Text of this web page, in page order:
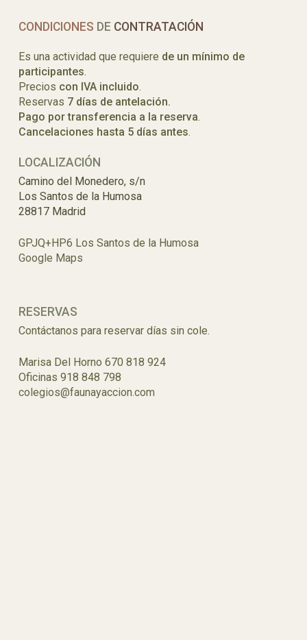
CONDICIONES DE CONTRATACIÓN
Es una actividad que requiere de un mínimo de
participantes.
Precios con IVA incluido.
Reservas 7 días de antelación.
Pago por transferencia a la reserva.
Cancelaciones hasta 5 días antes.
LOCALIZACIÓN
Camino del Monedero, s/n
Los Santos de la Humosa
28817 Madrid
GPJQ+HP6 Los Santos de la Humosa
Google Maps
RESERVAS
Contáctanos para reservar días sin cole.
Marisa Del Horno 670 818 924
Oficinas 918 848 798
colegios@faunayaccion.com